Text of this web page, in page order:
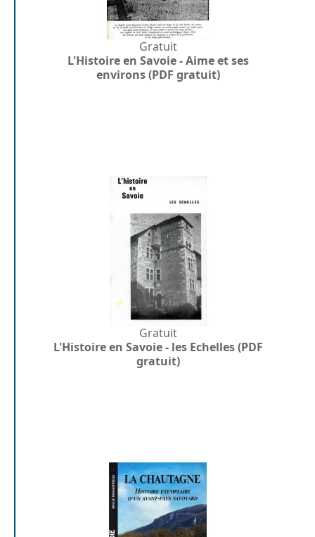
Gratuit
L'Histoire en Savoie - Aime et ses
environs (PDF gratuit)
Gratuit
L'Histoire en Savoie - les Echelles (PDF
gratuit)